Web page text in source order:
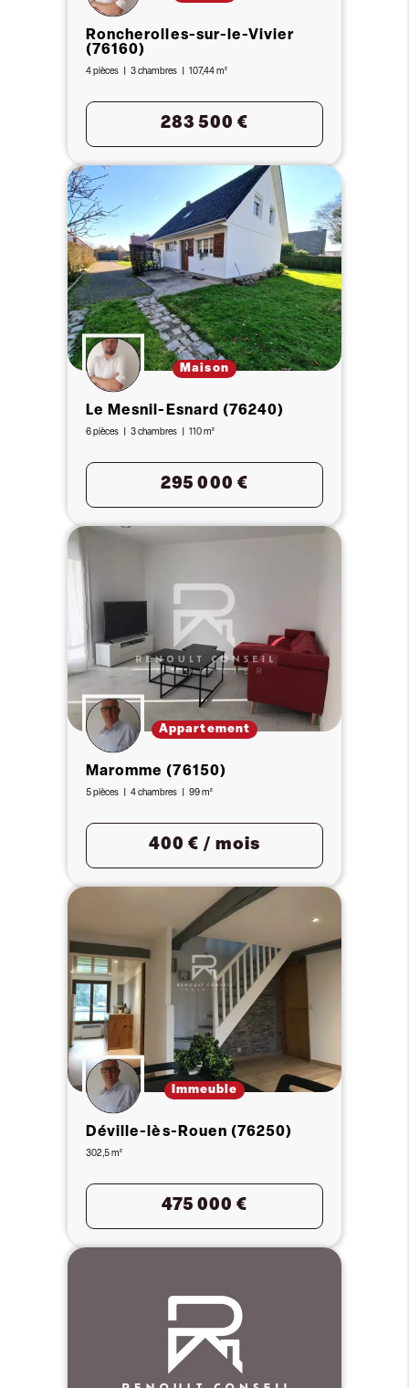
Roncherolles-sur-le-Vivier
(76160)
4 pièces 3 chambres 107,44 m²
283 500 €
Maison
Le Mesnil-Esnard (76240)
6 pièces 3 chambres 110 m²
295 000 €
Appartement
Maromme (76150)
5 pièces 4 chambres 99 m²
400 € / mois
Immeuble
Déville-lès-Rouen (76250)
302,5 m²
475 000 €